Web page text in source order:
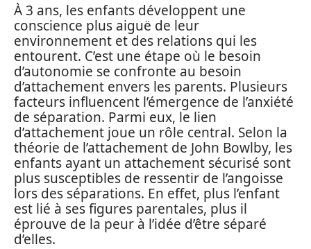
À 3 ans, les enfants développent une
conscience plus aiguë de leur
environnement et des relations qui les
entourent. C’est une étape où le besoin
d’autonomie se confronte au besoin
d’attachement envers les parents. Plusieurs
facteurs influencent l’émergence de l’anxiété
de séparation. Parmi eux, le lien
d’attachement joue un rôle central. Selon la
théorie de l’attachement de John Bowlby, les
enfants ayant un attachement sécurisé sont
plus susceptibles de ressentir de l’angoisse
lors des séparations. En effet, plus l’enfant
est lié à ses figures parentales, plus il
éprouve de la peur à l’idée d’être séparé
d’elles.